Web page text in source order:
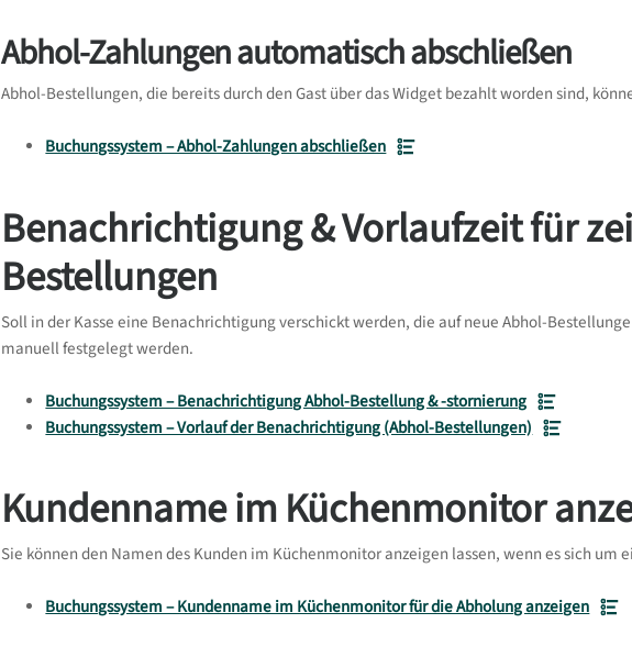
Abhol-Zahlungen automatisch abschließen
Abhol-Bestellungen, die bereits durch den Gast über das Widget bezahlt worden sind,
Buchungssystem – Abhol-Zahlungen abschließen
Benachrichtigung & Vorlaufzeit für
Bestellungen
Soll in der Kasse eine Benachrichtigung verschickt werden, die auf neue Abhol-
manuell festgelegt werden.
Buchungssystem – Benachrichtigung Abhol-Bestellung & -stornierung
Buchungssystem – Vorlauf der Benachrichtigung (Abhol-Bestellungen)
Kundenname im Küchenmonitor
Sie können den Namen des Kunden im Küchenmonitor anzeigen lassen, wenn es sich
Buchungssystem – Kundenname im Küchenmonitor für die Abholung anzeigen